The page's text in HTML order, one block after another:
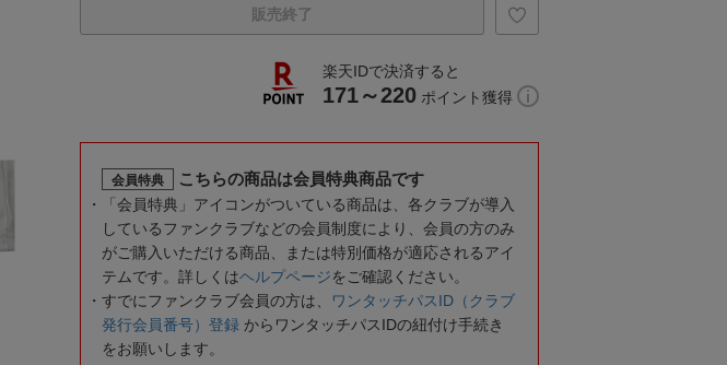
販売終了
楽天IDで決済すると
171～220 ポイント獲得
会員特典 こちらの商品は会員特典商品です
「会員特典」アイコンがついている商品は、各クラブが導入
しているファンクラブなどの会員制度により、会員の方のみ
がご購入いただける商品、または特別価格が適応されるアイ
テムです。詳しくはヘルプページをご確認ください。
すでにファンクラブ会員の方は、
ワンタッチパスID（クラブ
発行会員番号）登録 からワンタッチパスIDの紐付け手続き
をお願いします。